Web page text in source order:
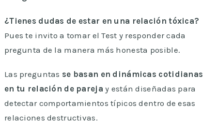
¿Tienes dudas de estar en una relación tóxica?
Pues te invito a tomar el Test y responder cada
pregunta de la manera más honesta posible.
Las preguntas se basan en dinámicas cotidianas
en tu relación de pareja y están diseñadas para
detectar comportamientos típicos dentro de esas
relaciones destructivas.